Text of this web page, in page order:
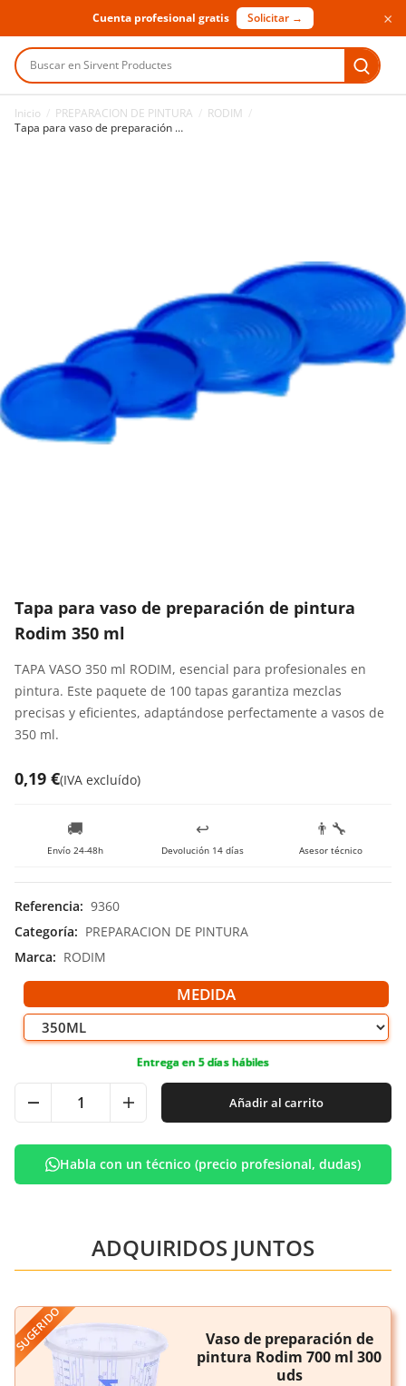
Cuenta profesional gratis Solicitar → ×
Buscar en Sirvent Productes
Inicio PREPARACION DE PINTURA RODIM
Tapa para vaso de preparación de pintura Rodim 350 ml
Tapa para vaso de preparación de pintura
Rodim 350 ml
TAPA VASO 350 ml RODIM, esencial para profesionales en
pintura. Este paquete de 100 tapas garantiza mezclas
precisas y eficientes, adaptándose perfectamente a vasos de
350 ml.
0,19 €(IVA excluído)
🚚
Envío 24-48h
↩️
Devolución 14 días
👨‍🔧
Asesor técnico
Referencia: 9360
Categoría: PREPARACION DE PINTURA
Marca: RODIM
MEDIDA
Entrega en 5 días hábiles
Añadir al carrito
Habla con un técnico (precio profesional, dudas)
ADQUIRIDOS JUNTOS
Vaso de preparación de
pintura Rodim 700 ml 300
uds
SUGERIDO